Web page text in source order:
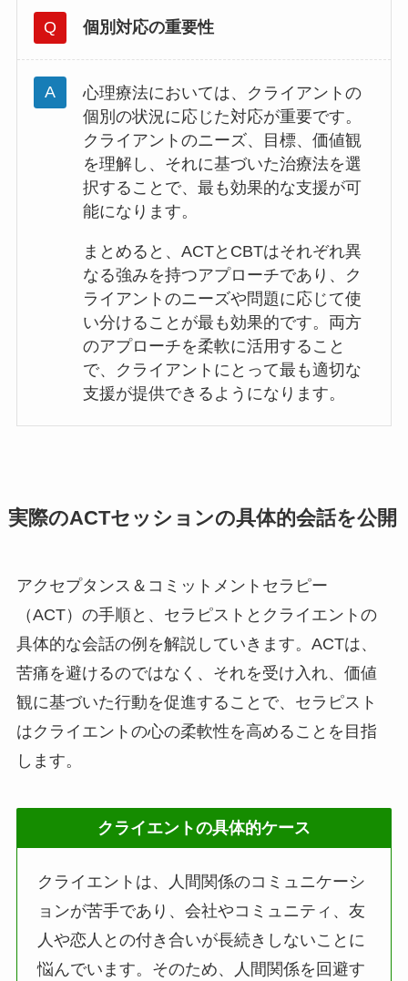
個別対応の重要性
心理療法においては、クライアントの
個別の状況に応じた対応が重要です。
クライアントのニーズ、目標、価値観
を理解し、それに基づいた治療法を選
択することで、最も効果的な支援が可
能になります。
まとめると、ACTとCBTはそれぞれ異
なる強みを持つアプローチであり、ク
ライアントのニーズや問題に応じて使
い分けることが最も効果的です。両方
のアプローチを柔軟に活用すること
で、クライアントにとって最も適切な
支援が提供できるようになります。
実際のACTセッションの具体的会話を公開
アクセプタンス＆コミットメントセラピー
（ACT）の手順と、セラピストとクライエントの
具体的な会話の例を解説していきます。ACTは、
苦痛を避けるのではなく、それを受け入れ、価値
観に基づいた行動を促進することで、セラピスト
はクライエントの心の柔軟性を高めることを目指
します。
クライエントの具体的ケース
クライエントは、人間関係のコミュニケーシ
ョンが苦手であり、会社やコミュニティ、友
人や恋人との付き合いが長続きしないことに
悩んでいます。そのため、人間関係を回避す